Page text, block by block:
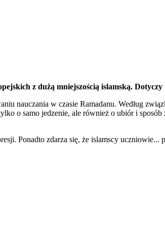
z dużą mniejszością islamską.
nauczania w czasie Ramadanu. Według
o samo jedzenie, ale również o ubiór i
Ponadto zdarza się, że islamscy